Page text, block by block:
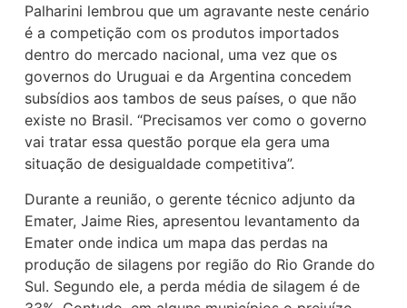
Palharini lembrou que um agravante neste cenário
é a competição com os produtos importados
dentro do mercado nacional, uma vez que os
governos do Uruguai e da Argentina concedem
subsídios aos tambos de seus países, o que não
existe no Brasil. “Precisamos ver como o governo
vai tratar essa questão porque ela gera uma
situação de desigualdade competitiva”.
Durante a reunião, o gerente técnico adjunto da
Emater, Jaime Ries, apresentou levantamento da
Emater onde indica um mapa das perdas na
produção de silagens por região do Rio Grande do
Sul. Segundo ele, a perda média de silagem é de